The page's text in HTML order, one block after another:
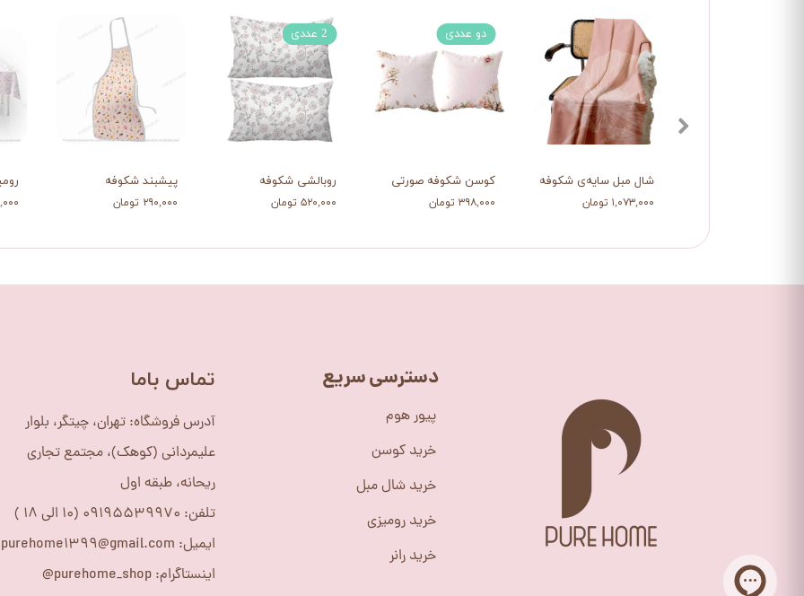
پیشبند شکوفه
۲۹۰,۰۰۰ تومان
روبالشی شکوفه
۵۲۰,۰۰۰ تومان
2 عددی
کوسن شکوفه صورتی
۳۹۸,۰۰۰ تومان
دو عددی
شال مبل سایه‌ی شکوفه
۱,۰۷۳,۰۰۰ تومان
پیور هوم
خرید کوسن
خرید شال مبل
خرید رومیزی
خرید رانر
دسترسی سریع ​تماس باما
آدرس فروشگاه: تهران، چیتگر، بلوار
علیمردانی (کوهک)، مجتمع تجاری
ریحانه، طبقه اول
تلفن: 09195539970 (10 الی 18 )
ایمیل: purehome1399@gmail.com
اینستاگرام: purehome_shop@